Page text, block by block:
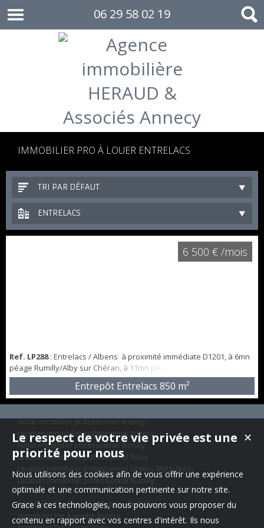
06 29 58 02 19
IMMOBILIER PRO À LOUER ENTRELACS
TRI PAR DÉFAUT
ENTRELACS
Ref. LP288: Entrelacs / Albens à proximité immédiate D1201, à 6mn
péage Rumilly/Alby sur Chéran, à 11mn péage Grésy sur Aix, 2
bâtiments à louer, accès PL, belle visibilité sur axe passant, vaste
parking, Les surfaces sont les suivantes : Bâtiment A : 494m² +195m²
de mezzanine Bâtiment B : 200m² Possibilité d'un espace bureaux
Gro...
Entrepôt Entrelacs 850 m²
6 500 € /mois
Achat immobilier professionnel Annecy
Location immobilier professionnel Annecy
Achat immobilier professionnel Rumilly
Location immobilier professionnel Poisy
Location immobilier professionnel Epagny Metz-Tessy
Location immobilier professionnel Rumilly
Immobilier Pro à vendre Allonzier-la-Caille
Immobilier Pro à vendre Annecy
✕
Le respect de votre vie privée est une
priorité pour nous
Nous utilisons des cookies afin de vous offrir une expérience
optimale et une communication pertinente sur notre site.
Grace à ces technologies, nous pouvons vous proposer du
contenu en rapport avec vos centres d'intérêt. Ils nous